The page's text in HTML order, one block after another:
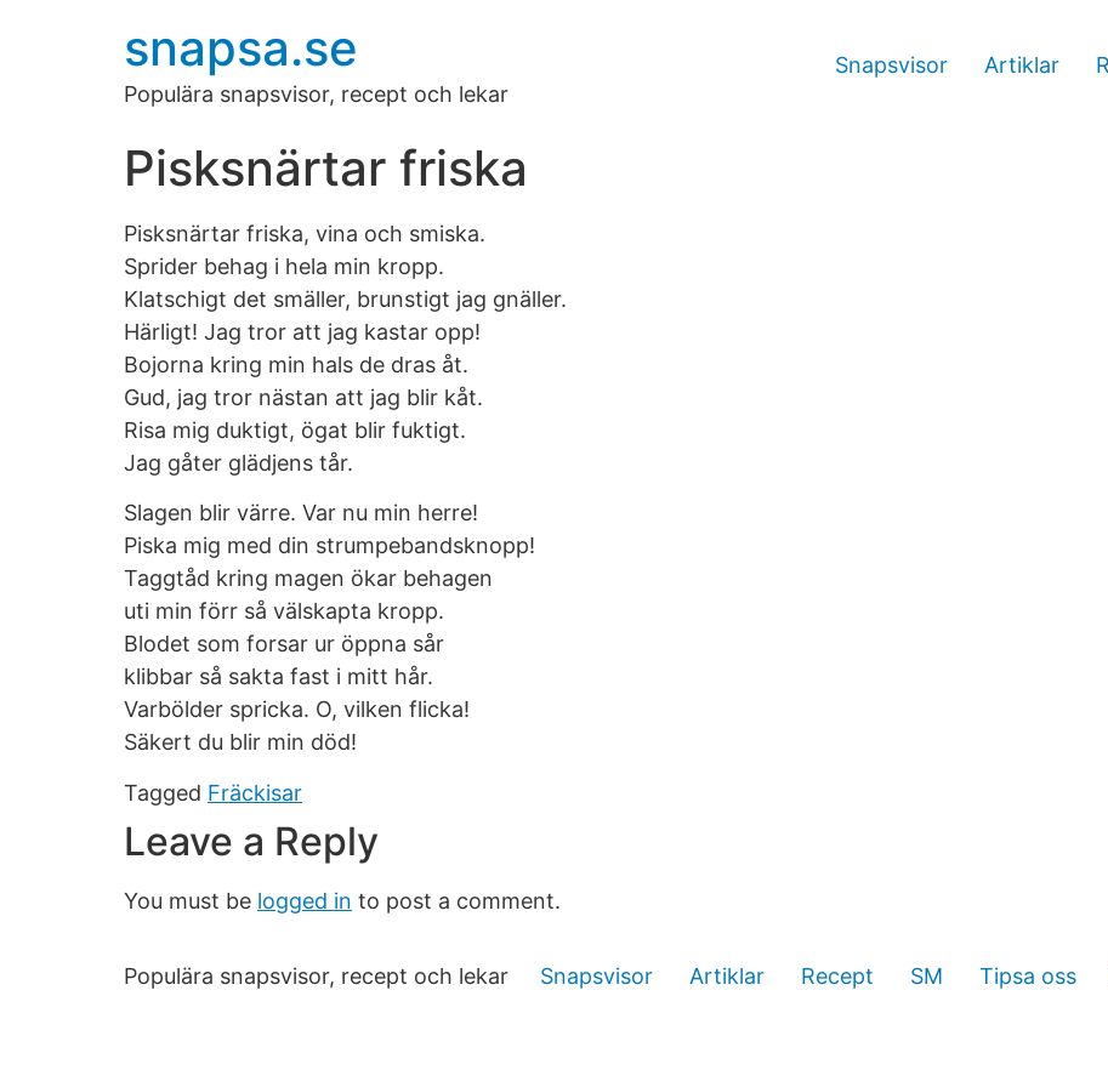
snapsa.se
Populära snapsvisor, recept och lekar
Snapsvisor Artiklar
Pisksnärtar friska
Pisksnärtar friska, vina och smiska.
Sprider behag i hela min kropp.
Klatschigt det smäller, brunstigt jag gnäller.
Härligt! Jag tror att jag kastar opp!
Bojorna kring min hals de dras åt.
Gud, jag tror nästan att jag blir kåt.
Risa mig duktigt, ögat blir fuktigt.
Jag gåter glädjens tår.
Slagen blir värre. Var nu min herre!
Piska mig med din strumpebandsknopp!
Taggtåd kring magen ökar behagen
uti min förr så välskapta kropp.
Blodet som forsar ur öppna sår
klibbar så sakta fast i mitt hår.
Varbölder spricka. O, vilken flicka!
Säkert du blir min död!
Tagged Fräckisar
Leave a Reply
You must be logged in to post a comment.
Populära snapsvisor, recept och lekar Snapsvisor Artiklar Recept SM Tipsa oss